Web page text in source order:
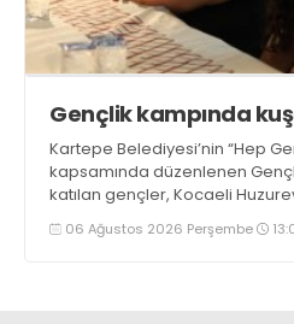
Gençlik kampında
Kartepe Belediyesi’nin “Hep
kapsamında düzenlenen
katılan gençler, Kocaeli
geldi06 Ağustos 2026 Perşembe